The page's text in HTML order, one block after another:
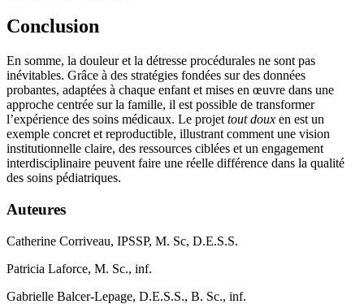
Conclusion
En somme, la douleur et la détresse procédurales ne sont pas
inévitables. Grâce à des stratégies fondées sur des données
probantes, adaptées à chaque enfant et mises en œuvre dans une
approche centrée sur la famille, il est possible de transformer
l’expérience des soins médicaux. Le projet tout doux en est un
exemple concret et reproductible, illustrant comment une vision
institutionnelle claire, des ressources ciblées et un engagement
interdisciplinaire peuvent faire une réelle différence dans la qualité
des soins pédiatriques.
Auteures
Catherine Corriveau, IPSSP, M. Sc, D.E.S.S.
Patricia Laforce, M. Sc., inf.
Gabrielle Balcer-Lepage, D.E.S.S., B. Sc., inf.